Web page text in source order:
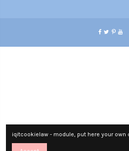
iqitcookielaw - module, put here your own